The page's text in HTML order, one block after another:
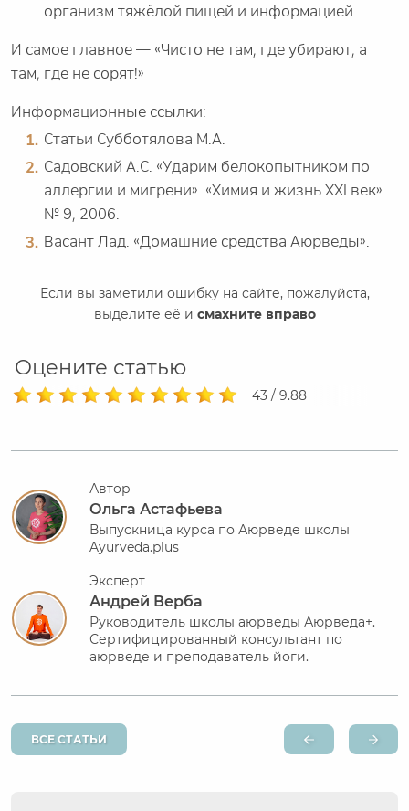
организм тяжёлой пищей и информацией.
И самое главное — «Чисто не там, где убирают, а
там, где не сорят!»
Информационные ссылки:
Статьи Субботялова М.А.
Садовский А.С. «Ударим белокопытником по
аллергии и мигрени». «Химия и жизнь XXI век»
№ 9, 2006.
Васант Лад. «Домашние средства Аюрведы».
Если вы заметили ошибку на сайте, пожалуйста,
выделите её и смахните вправо
Оцените статью
43 / 9.88
Автор
Ольга Астафьева
Выпускница курса по Аюрведе школы
Ayurveda.plus
Эксперт
Андрей Верба
Руководитель школы аюрведы Аюрведа+.
Сертифицированный консультант по
аюрведе и преподаватель йоги.
ВСЕ СТАТЬИ